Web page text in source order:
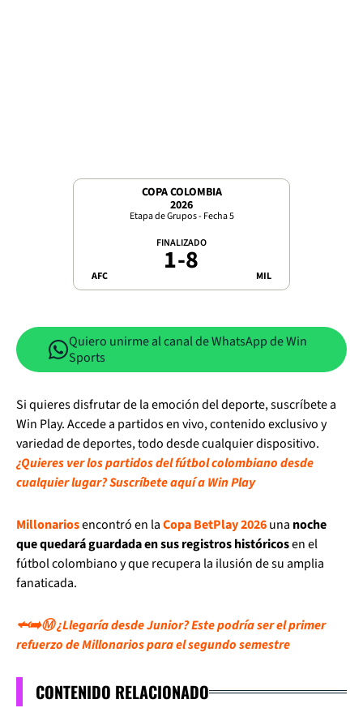
COPA COLOMBIA
2026
Etapa de Grupos - Fecha 5
AFC
FINALIZADO
1-8 MIL
Quiero unirme al canal de WhatsApp de Win
Sports
Si quieres disfrutar de la emoción del deporte, suscríbete a
Win Play. Accede a partidos en vivo, contenido exclusivo y
variedad de deportes, todo desde cualquier dispositivo.
¿Quieres ver los partidos del fútbol colombiano desde
cualquier lugar? Suscríbete aquí a Win Play
Millonariosencontró en laCopa BetPlay 2026una noche
que quedará guardada en sus registros históricosen el
fútbol colombiano y que recupera la ilusión de su amplia
fanaticada.
🦈➡️Ⓜ️ ¿Llegaría desde Junior? Este podría ser el primer
refuerzo de Millonarios para el segundo semestre
CONTENIDO RELACIONADO